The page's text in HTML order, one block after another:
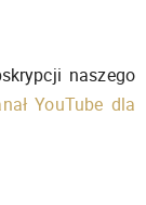
naszego
YouTube dla